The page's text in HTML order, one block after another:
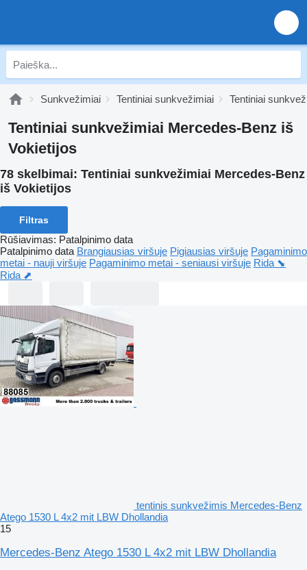
Sunkvežimiai Tentiniai sunkvežimiai Tentiniai
Tentiniai sunkvežimiai Mercedes-Benz iš
Vokietijos
78 skelbimai: Tentiniai sunkvežimiai Mercedes-Benz
iš Vokietijos
Filtras
Rūšiavimas: Patalpinimo data
Patalpinimo data Brangiausias viršuje Pigiausias viršuje Pagaminimo
metai - nauji viršuje Pagaminimo metai - seniausi viršuje Rida ⬊
Rida ⬈
tentinis sunkvežimis Mercedes-Benz
Atego 1530 L 4x2 mit LBW Dhollandia
15
Mercedes-Benz Atego 1530 L 4x2 mit LBW Dhollandia